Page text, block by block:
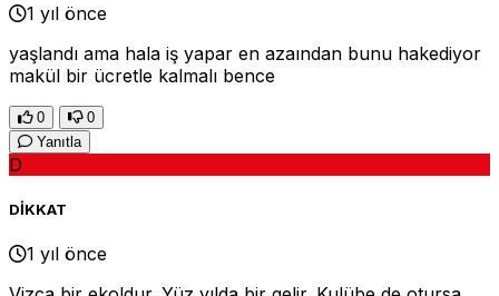
1 yıl önce
yaşlandı ama hala iş yapar en azaından bunu hakediyor
makül bir ücretle kalmalı bence
0
0
Yanıtla
D
DİKKAT
1 yıl önce